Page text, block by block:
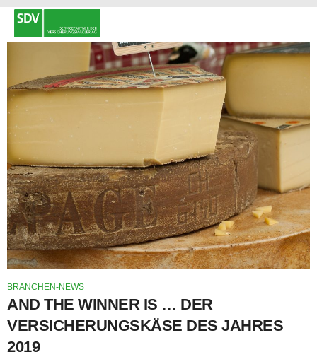
BRANCHEN-NEWS
AND THE WINNER IS … DER
VERSICHERUNGSKÄSE DES JAHRES
2019